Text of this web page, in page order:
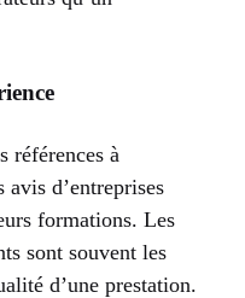
références à
avis d’entreprises
formations. Les
sont souvent les
d’une prestation.